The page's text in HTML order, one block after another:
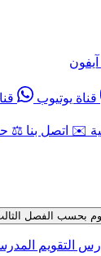
قناة يوتيوب
✉️ اتصل بنا ⚖️
الفصل الثالث في
التقويم